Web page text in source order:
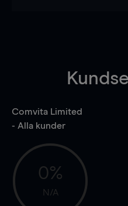
Comvita Limited
- Alla kunder
0%
N/A